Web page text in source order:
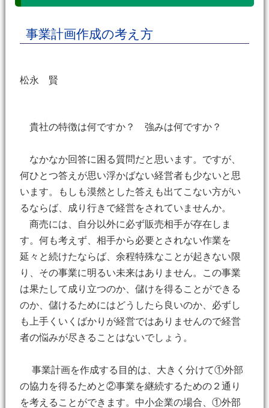
事業計画作成の考え方
松永 賢
貴社の特徴は何ですか？ 強みは何ですか？
なかなか回答に困る質問だと思います。ですが、
何ひとつ答えが思い浮かばない経営者も少ないと思
います。もしも漠然とした答えも出てこない方がい
るならば、成り行きで経営をされていませんか。
商売には、自分以外に必ず販売相手が存在しま
す。何も考えず、相手から必要とされない作業を
延々と続けたならば、余程特殊なことが起きない限
り、その事業に明るい未来はありません。この事業
は果たして成り立つのか、儲けを得ることができる
のか、儲けるためにはどうしたら良いのか、必ずし
も上手くいくばかりが経営ではありませんので経営
者の悩みが尽きることはないでしょう。
事業計画を作成する目的は、大きく分けて①外部
の協力を得るためと②事業を継続するための２通り
を考えることができます。中小企業の場合、①外部